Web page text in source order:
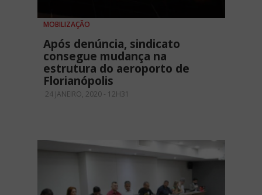
MOBILIZAÇÃO
Após denúncia, sindicato
consegue mudança na
estrutura do aeroporto de
Florianópolis
24 JANEIRO, 2020 - 12H31